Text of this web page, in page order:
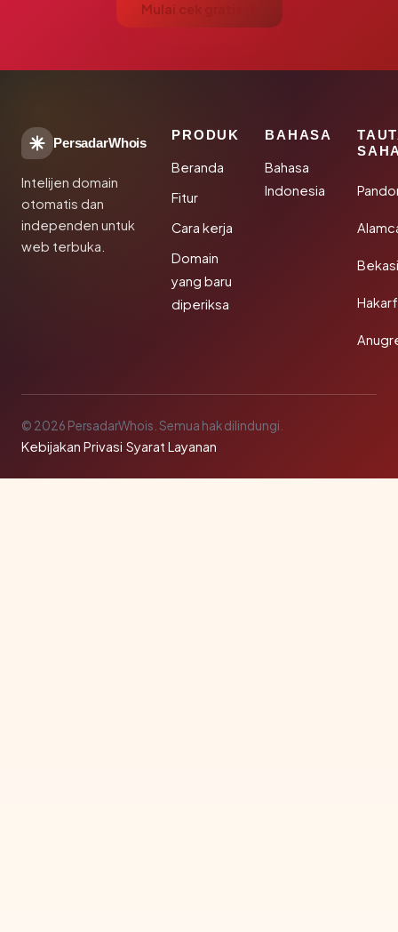
Mulai cek gratis →
PersadarWhois
Intelijen domain
otomatis dan
independen untuk
web terbuka.
PRODUK
Beranda
Fitur
Cara kerja
Domain
yang baru
diperiksa
BAHASA
Bahasa
Indonesia
© 2026 PersadarWhois. Semua hak dilindungi.
Kebijakan Privasi·Syarat Layanan